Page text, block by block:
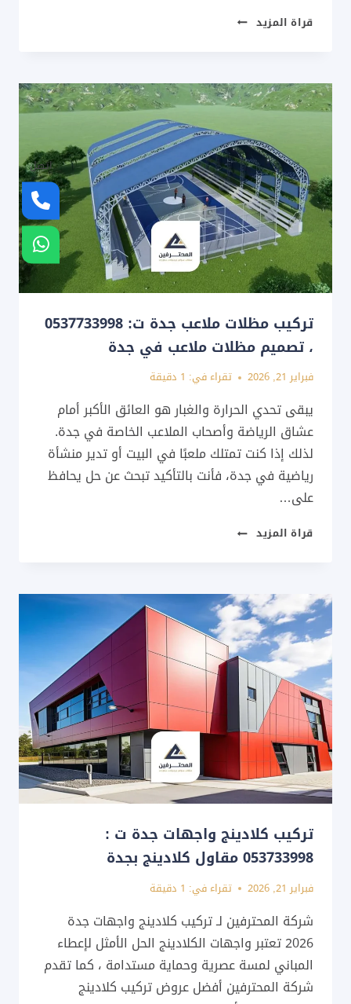
قراة المزيد تركيب
ت:
0537733998
ملاعب
بادل
متنقلة
جدة
تركيب مظلات ملاعب جدة ت: 0537733998
، تصميم مظلات ملاعب في جدة
فبراير 21, 2026 تقراء في: دقيقة
يبقى تحدي الحرارة والغبار هو العائق الأكبر أمام
عشاق الرياضة وأصحاب الملاعب الخاصة في جدة.
لذلك إذا كنت تمتلك ملعبًا في البيت أو تدير منشأة
رياضية في جدة، فأنت بالتأكيد تبحث عن حل يحافظ
على…
قراة المزيد تركيب
ت:
0537733998
،
تصميم
مظلات
ملاعب
في
جدة
تركيب كلادينج واجهات جدة ت :
053733998 مقاول كلادينج بجدة
فبراير 21, 2026 تقراء في: دقيقة
شركة المحترفين لـ تركيب كلادينج واجهات جدة
2026 تعتبر واجهات الكلادينج الحل الأمثل لإعطاء
المباني لمسة عصرية وحماية مستدامة ، كما تقدم
شركة المحترفين أفضل عروض تركيب كلادينج
اتصل